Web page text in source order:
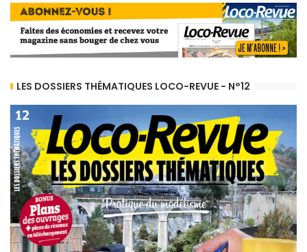
LES DOSSIERS THÉMATIQUES LOCO-REVUE - N°12